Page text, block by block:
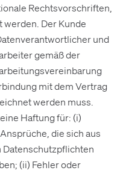
Rechtsvorschriften,
Der Kunde
und
gemäß der
mit dem Vertrag
werden muss.
Haftung für: (i)
die sich aus
(ii) Fehler oder